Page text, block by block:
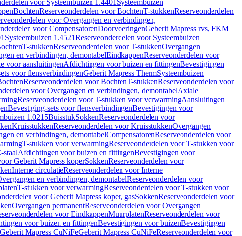
voor Systeembuizen 1.4401 Systeembuizen
BochtenReserveonderdelen voor BochtenT-stukkenReserveonderdelen
voor Overgangen en verbindingen,
voor CompensatorenDoorvoeringenGeberit Mapress rvs, FKM
Systeembuizen 1.4521Reserveonderdelen voor Systeembuizen
T-stukkenReserveonderdelen voor T-stukkenOvergangen
en verbindingen, demontabelEindkappenReserveonderdelen voor
voor aansluitingenAfdichtingen voor buizen en fittingenBevestigingen
voor flensverbindingenGeberit Mapress ThermSysteembuizen
Reserveonderdelen voor BochtenT-stukkenReserveonderdelen voor
voor Overgangen en verbindingen, demontabelAxiale
Reserveonderdelen voor T-stukken voor verwarmingAansluitingen
Bevestiging-sets voor flensverbindingenBevestigingen voor
1.0215BuisstukSokkenReserveonderdelen voor
KruisstukkenReserveonderdelen voor KruisstukkenOvergangen
en verbindingen, demontabelCompensatorenReserveonderdelen voor
T-stukken voor verwarmingReserveonderdelen voor T-stukken voor
staalAfdichtingen voor buizen en fittingenBevestigingen voor
Geberit Mapress koperSokkenReserveonderdelen voor
Interne circulatieReserveonderdelen voor Interne
en verbindingen, demontabelReserveonderdelen voor
T-stukken voor verwarmingReserveonderdelen voor T-stukken voor
voor Geberit Mapress koper, gasSokkenReserveonderdelen voor
Overgangen permanentReserveonderdelen voor Overgangen
voor EindkappenMuurplatenReserveonderdelen voor
voor buizen en fittingenBevestigingen voor buizenBevestigingen
Geberit Mapress CuNiFeGeberit Mapress CuNiFeReserveonderdelen voor